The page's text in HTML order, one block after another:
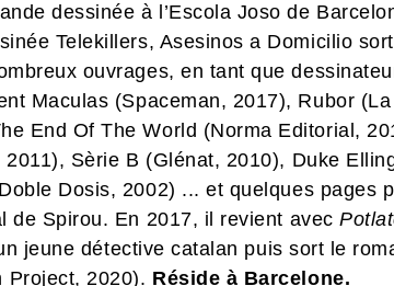
dessinée à l’Escola Joso de
Telekillers, Asesinos a Domicilio
ouvrages, en tant que
Maculas (Spaceman, 2017), Rubor
End Of The World (Norma Editorial,
Sèrie B (Glénat, 2010), Duke
Dosis, 2002) ... et quelques pages
de Spirou. En 2017, il revient avec
jeune détective catalan puis sort le
Project, 2020). Réside à Barcelone.